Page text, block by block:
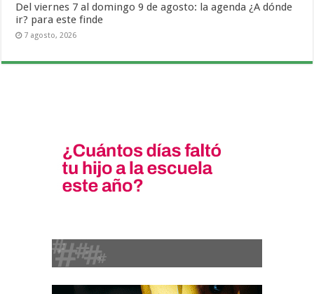
Del viernes 7 al domingo 9 de agosto: la agenda ¿A dónde
ir? para este finde
7 agosto, 2026